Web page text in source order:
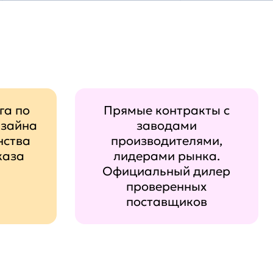
по
Прямые контракты с
заводами
производителями,
лидерами рынка.
Официальный дилер
проверенных
поставщиков